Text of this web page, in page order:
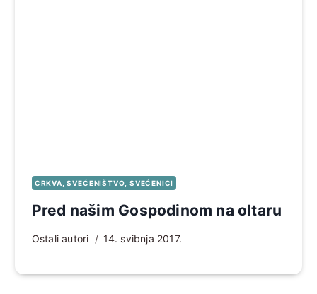
CRKVA, SVEĆENIŠTVO, SVEĆENICI
Pred našim Gospodinom na oltaru
Ostali autori 14. svibnja 2017.